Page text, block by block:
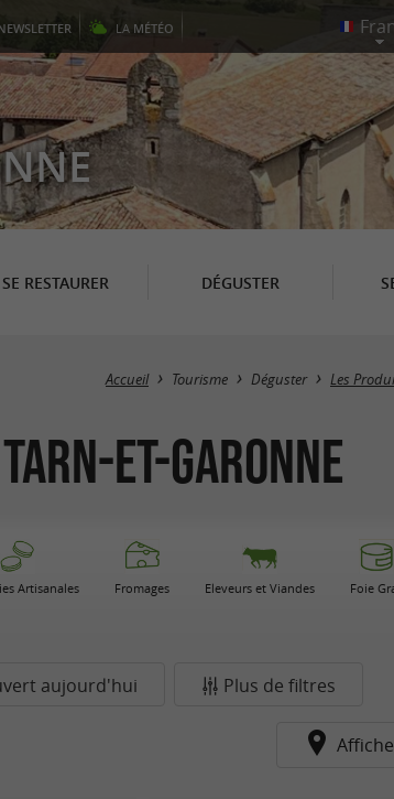
LA MÉTÉO
SE RESTAURER DÉGUSTER
Accueil Tourisme Déguster Les
et-Garonne
Artisanales Fromages Eleveurs et Viandes Foie
aujourd'hui Plus de filtres